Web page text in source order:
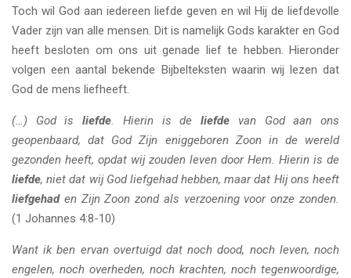
Toch wil God aan iedereen liefde geven en wil Hij de liefdevolle
Vader zijn van alle mensen. Dit is namelijk Gods karakter en God
heeft besloten om ons uit genade lief te hebben. Hieronder
volgen een aantal bekende Bijbelteksten waarin wij lezen dat
God de mens liefheeft.
(…) God isliefde. Hierin is deliefde van God aan ons
geopenbaard, dat God Zijn eniggeboren Zoon in de wereld
gezonden heeft, opdat wij zouden leven door Hem. Hierin is de
liefde, niet dat wij God liefgehad hebben, maar dat Hij ons heeft
liefgehaden Zijn Zoon zond als verzoening voor onze zonden.
(1 Johannes 4:8-10)
Want ik ben ervan overtuigd dat noch dood, noch leven, noch
engelen, noch overheden, noch krachten, noch tegenwoordige,